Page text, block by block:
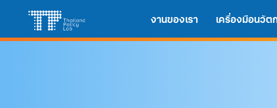
content
งานของเรา เครื่องมือนวัต
Search